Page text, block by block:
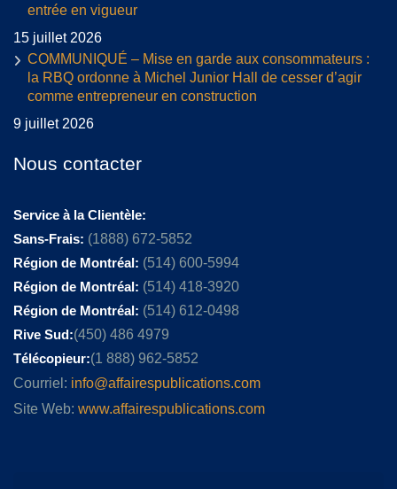
entrée en vigueur
15 juillet 2026
COMMUNIQUÉ – Mise en garde aux consommateurs :
la RBQ ordonne à Michel Junior Hall de cesser d’agir
comme entrepreneur en construction
9 juillet 2026
Nous contacter
Service à la Clientèle:
Sans-Frais: (1888) 672-5852
Région de Montréal: (514) 600-5994
Région de Montréal: (514) 418-3920
Région de Montréal: (514) 612-0498
Rive Sud:(450) 486 4979
Télécopieur:(1 888) 962-5852
Courriel: info@affairespublications.com
Site Web: www.affairespublications.com